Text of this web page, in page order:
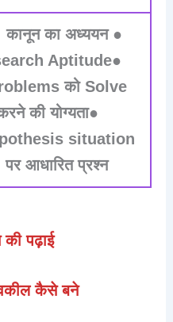
का अध्ययन ●
Aptitude●
को Solve
की योग्यता●
situation
पर आधारित प्रश्न
पढ़ाई
कैसे बने